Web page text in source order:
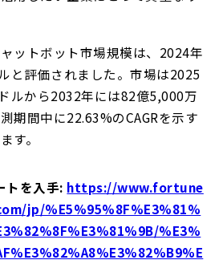
ットボット市場規模は、2024年
と評価されました。市場は2025
ルから2032年には82億5,000万
期間中に22.63%のCAGRを示す
す。
トを入手: https://www.fortune
jp/%E5%95%8F%E3%81%
%E3%